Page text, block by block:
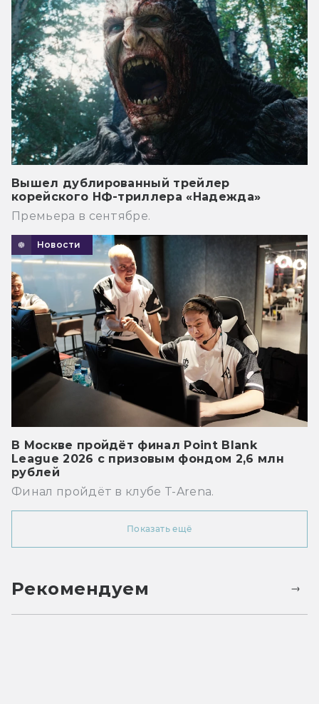
Вышел дублированный трейлер
корейского НФ-триллера «Надежда»
Премьера в сентябре.
Новости
В Москве пройдёт финал Point Blank
League 2026 с призовым фондом 2,6 млн
рублей
Финал пройдёт в клубе T-Arena.
Показать ещё
Рекомендуем